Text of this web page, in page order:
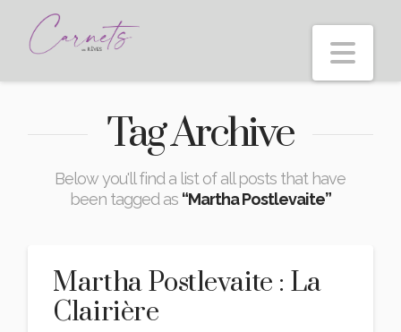
Tag Archive
Below you'll find a list of all posts that have
been tagged as “Martha Postlevaite”
Martha Postlevaite : La
Clairière